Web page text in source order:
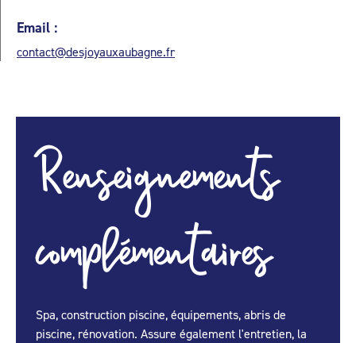
Email :
contact@desjoyauxaubagne.fr
Renseignements
complémentaires
Spa, construction piscine, équipements, abris de
piscine, rénovation. Assure également l'entretien, la